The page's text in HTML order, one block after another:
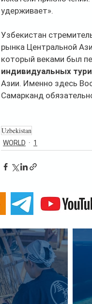
удерживает».
Узбекистан
рынка Центральной
который веками был
индивидуальных
Азии. Именно здесь
Самарканд
Uzbekistan
WORLD 1